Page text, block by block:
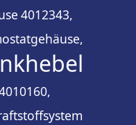
4012343,